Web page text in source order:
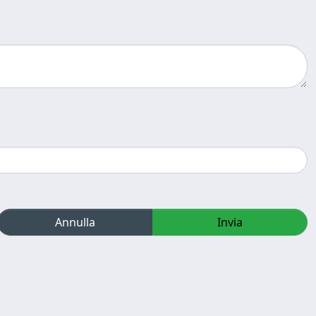
Annulla Invia